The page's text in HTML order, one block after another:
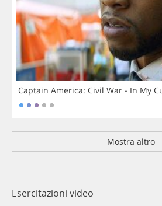
Captain America: Civil War - In My
Mostra altro
Esercitazioni video